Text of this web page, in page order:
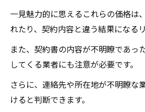
一見魅力的に思えるこれらの価格は
れたり、契約内容と違う結果になる
また、契約書の内容が不明瞭であっ
してくる業者にも注意が必要です。
さらに、連絡先や所在地が不明瞭な
けると判断できます。